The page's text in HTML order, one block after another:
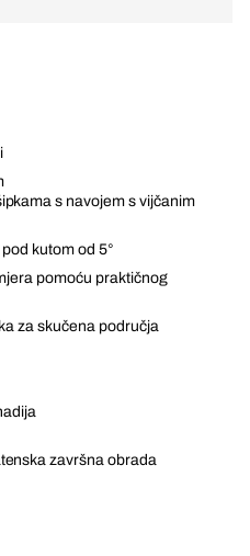
s navojem s vijčanim
kutom od 5°
pomoću praktičnog
za skučena područja
završna obrada